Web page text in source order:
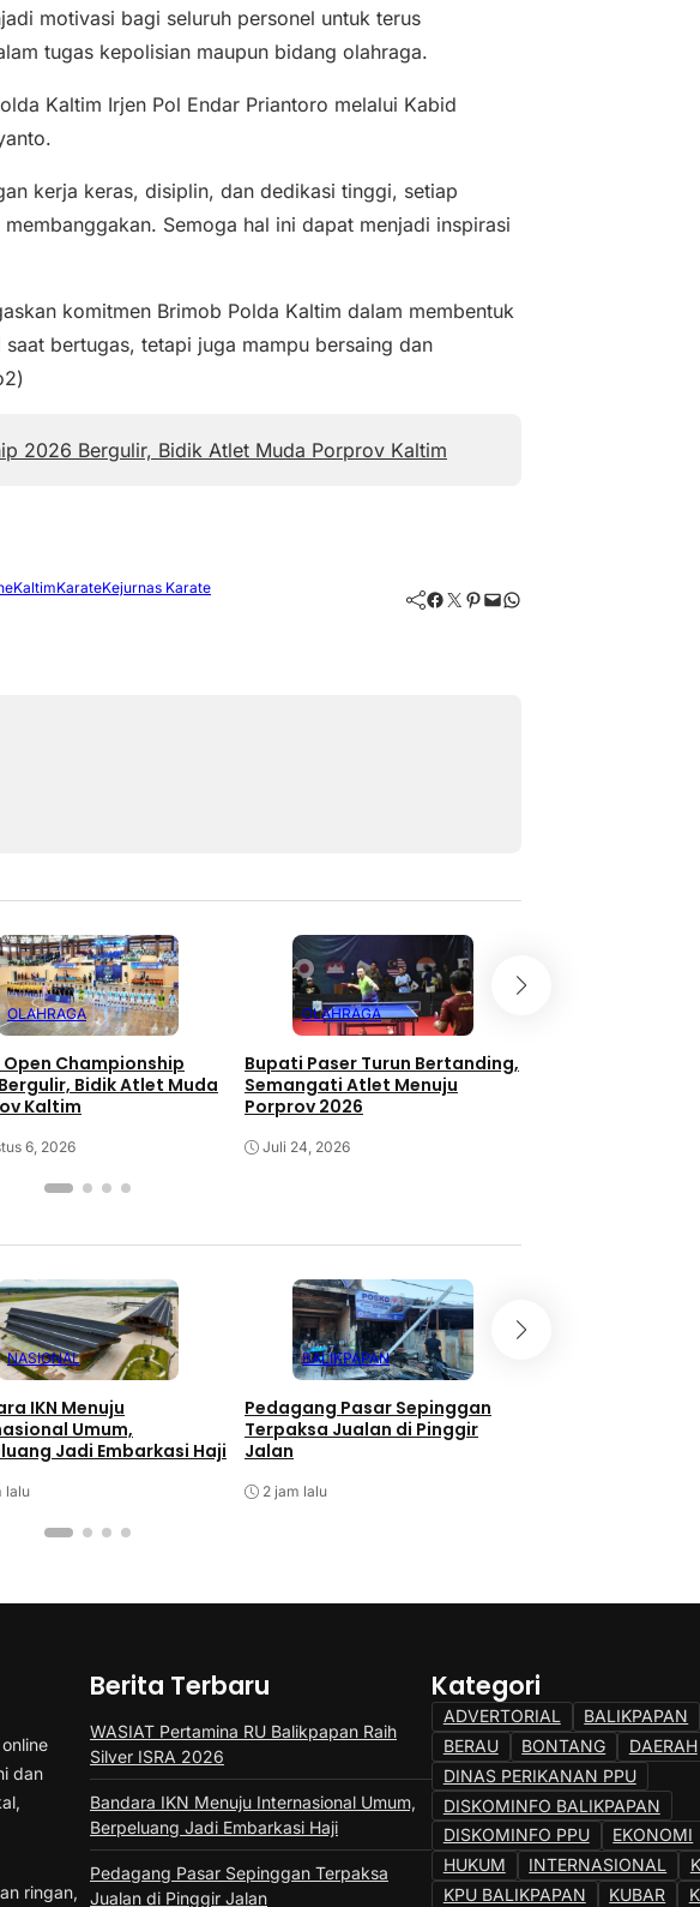
motivasi bagi seluruh personel untuk terus
tugas kepolisian maupun bidang olahraga.
Kaltim Irjen Pol Endar Priantoro melalui Kabid
kerja keras, disiplin, dan dedikasi tinggi, setiap
Semoga hal ini dapat menjadi inspirasi
komitmen Brimob Polda Kaltim dalam membentuk
bertugas, tetapi juga mampu bersaing dan
2026 Bergulir, Bidik Atlet Muda Porprov Kaltim
KaltimKarateKejurnas Karate
Facebook Twitter Pinterest Mail WhatsApp
OLAHRAGA
Open Championship
Bidik Atlet Muda
Kaltim
6, 2026
OLAHRAGA
Bupati Paser Turun Bertanding,
Semangati Atlet Menuju
Porprov 2026
Juli 24, 2026
NASIONAL
IKN Menuju
Umum,
Jadi Embarkasi Haji
lalu
BALIKPAPAN
Pedagang Pasar Sepinggan
Terpaksa Jualan di Pinggir
Jalan
2 jam lalu
dan
ringan,
Berita Terbaru
WASIAT Pertamina RU Balikpapan Raih
Silver ISRA 2026
Bandara IKN Menuju Internasional Umum,
Berpeluang Jadi Embarkasi Haji
Pedagang Pasar Sepinggan Terpaksa
Jualan di Pinggir Jalan
Kategori
ADVERTORIAL
BALIKPAPAN
BERAU
BONTANG
DAERAH
DINAS PERIKANAN PPU
DISKOMINFO BALIKPAPAN
DISKOMINFO PPU
EKONOMI
HUKUM
INTERNASIONAL
KPU BALIKPAPAN
KUBAR